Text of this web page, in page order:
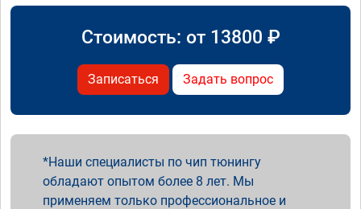
Стоимость: от 13800 ₽
Записаться Задать вопрос
Наши специалисты по чип тюнингу
обладают опытом более 8 лет. Мы
применяем только профессиональное и